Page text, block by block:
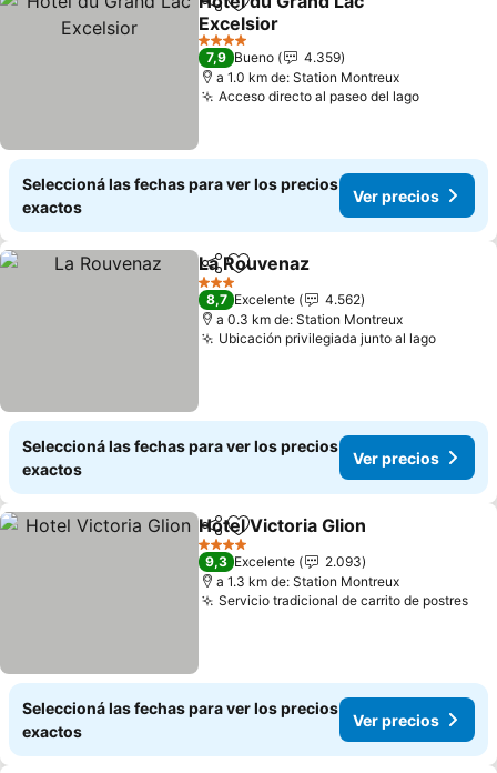
CompartirAñadir a favoritos
Excelsior
4 Estrellas
7,9 Bueno
4.359
a 1.0 km de: Station Montreux
Acceso directo al paseo del lago
Seleccioná las fechas para ver los precios
exactos
Ver precios
CompartirAñadir a favoritos
La Rouvenaz
3 Estrellas
8,7 Excelente
4.562
a 0.3 km de: Station Montreux
Ubicación privilegiada junto al lago
Seleccioná las fechas para ver los precios
exactos
Ver precios
CompartirAñadir a favoritos
Hotel Victoria Glion
4 Estrellas
9,3 Excelente
2.093
a 1.3 km de: Station Montreux
Servicio tradicional de carrito de postres
Seleccioná las fechas para ver los precios
exactos
Ver precios